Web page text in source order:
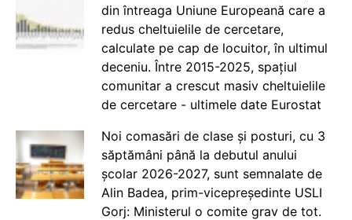
din întreaga Uniune Europeană care a
redus cheltuielile de cercetare,
calculate pe cap de locuitor, în ultimul
deceniu. Între 2015-2025, spațiul
comunitar a crescut masiv cheltuielile
de cercetare - ultimele date Eurostat
Noi comasări de clase și posturi, cu 3
săptămâni până la debutul anului
școlar 2026-2027, sunt semnalate de
Alin Badea, prim-vicepreședinte USLI
Gorj: Ministerul o comite grav de tot.